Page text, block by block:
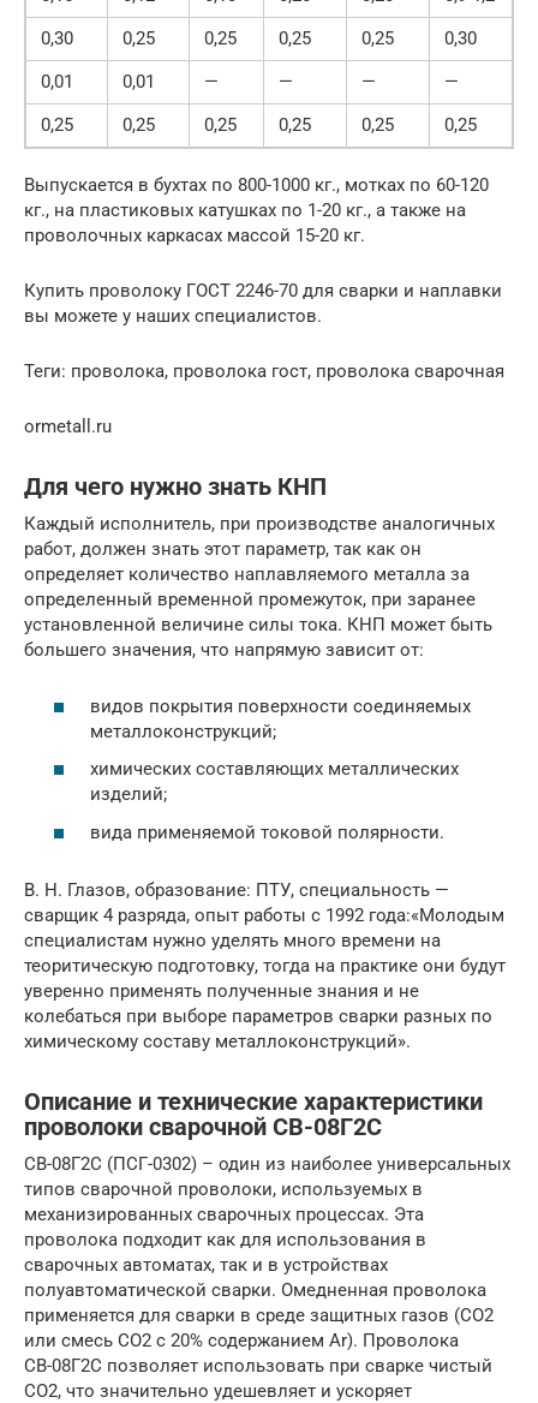
0,30
0,25 0,25 0,25 0,25
0,30
0,01
0,01 — — —
—
0,25
0,25 0,25 0,25 0,25 0,25
Выпускается в бухтах по 800-1000 кг., мотках по 60-120
кг., на пластиковых катушках по 1-20 кг., а также на
проволочных каркасах массой 15-20 кг.
Купить проволоку ГОСТ 2246-70 для сварки и наплавки
вы можете у наших специалистов.
Теги: проволока, проволока гост, проволока сварочная
ormetall.ru
Для чего нужно знать КНП
Каждый исполнитель, при производстве аналогичных
работ, должен знать этот параметр, так как он
определяет количество наплавляемого металла за
определенный временной промежуток, при заранее
установленной величине силы тока. КНП может быть
большего значения, что напрямую зависит от:
видов покрытия поверхности соединяемых
металлоконструкций;
химических составляющих металлических
изделий;
вида применяемой токовой полярности.
В. Н. Глазов, образование: ПТУ, специальность —
сварщик 4 разряда, опыт работы с 1992 года:«Молодым
специалистам нужно уделять много времени на
теоритическую подготовку, тогда на практике они будут
уверенно применять полученные знания и не
колебаться при выборе параметров сварки разных по
химическому составу металлоконструкций».
Описание и технические характеристики
проволоки сварочной СВ-08Г2С
СВ-08Г2С (ПСГ-0302) – один из наиболее универсальных
типов сварочной проволоки, используемых в
механизированных сварочных процессах. Эта
проволока подходит как для использования в
сварочных автоматах, так и в устройствах
полуавтоматической сварки. Омедненная проволока
применяется для сварки в среде защитных газов (CO2
или смесь CO2 с 20% содержанием Ar). Проволока
СВ-08Г2С позволяет использовать при сварке чистый
CO2, что значительно удешевляет и ускоряет